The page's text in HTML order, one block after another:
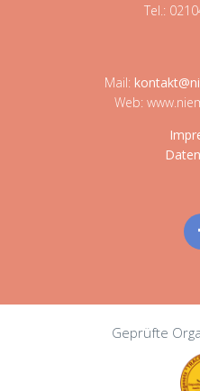
Tel.:
Mail:
Web:
Geprüfte